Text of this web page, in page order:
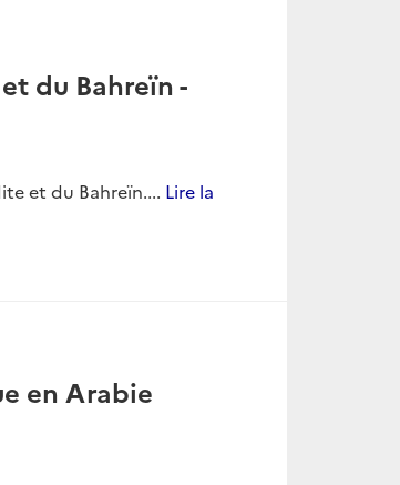
du Bahreïn -
et du Bahreïn.... Lire la
en Arabie